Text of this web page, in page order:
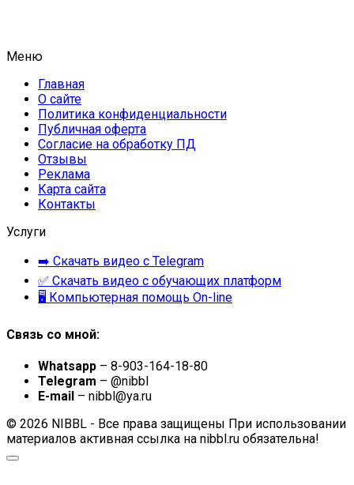
Меню
Главная
О сайте
Политика конфиденциальности
Публичная оферта
Согласие на обработку ПД
Отзывы
Реклама
Карта сайта
Контакты
Услуги
➡️ Скачать видео с Telegram
✅ Скачать видео с обучающих платформ
🖥 Компьютерная помощь On-line
Связь со мной:
Whatsapp – 8-903-164-18-80
Telegram – @nibbl
E-mail – nibbl@ya.ru
© 2026 NIBBL - Все права защищены При использовании
материалов активная ссылка на nibbl.ru обязательна!